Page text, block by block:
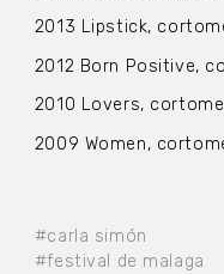
#carla simón
#festival de malaga
2013 Lipstick,
2012 Born Positive,
2010 Lovers,
2009 Women,